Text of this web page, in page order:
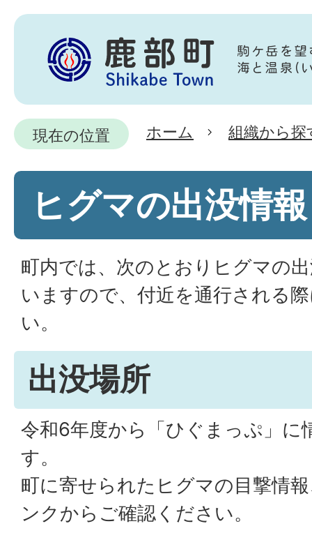
現在の位置 ホーム 組織から探
ヒグマの出没情報
町内では、次のとおりヒグマの
いますので、付近を通行される
い。
出没場所
令和6年度から「ひぐまっぷ」に
す。
町に寄せられたヒグマの目撃情
ンクからご確認ください。